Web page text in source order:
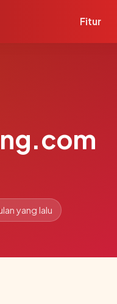
Fitur
yang lalu